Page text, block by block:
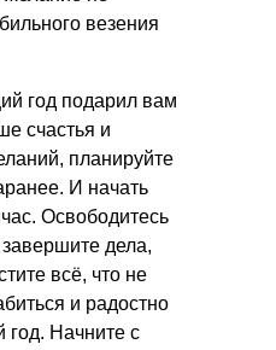
везения
год подарил вам
счастья и
планируйте
И начать
Освободитесь
дела,
всё, что не
и радостно
год. Начните с